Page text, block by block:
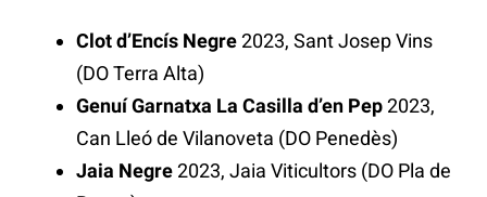
Clot d’Encís Negre2023, Sant Josep Vins
(DO Terra Alta)
Genuí Garnatxa La Casilla d’en Pep2023,
Can Lleó de Vilanoveta (DO Penedès)
Jaia Negre2023, Jaia Viticultors (DO Pla de